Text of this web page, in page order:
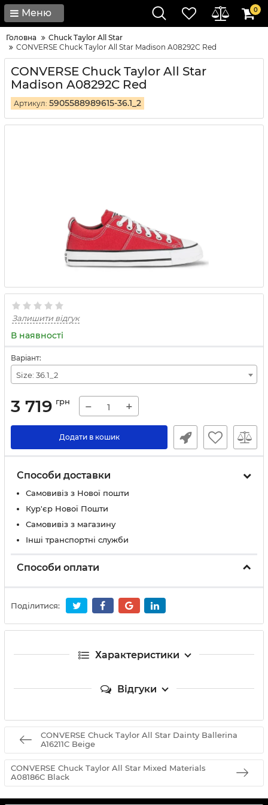
Меню 0
Головна
Chuck Taylor All Star
CONVERSE Chuck Taylor All Star Madison A08292C Red
CONVERSE Chuck Taylor All Star
Madison A08292C Red
Артикул: 5905588989615-36.1_2
Залишити відгук
В наявності
Варіант:
Size: 36.1_2
3 719 грн − +
Додати в кошик
Способи доставки
Самовивіз з Нової пошти
Кур'єр Нової Пошти
Самовивіз з магазину
Інші транспортні служби
Способи оплати
Поділитися:
Характеристики
Відгуки
CONVERSE Chuck Taylor All Star Dainty Ballerina
A16211C Beige
CONVERSE Chuck Taylor All Star Mixed Materials
A08186C Black